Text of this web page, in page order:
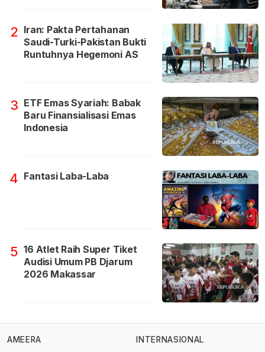
2 Iran: Pakta Pertahanan
Saudi-Turki-Pakistan Bukti
Runtuhnya Hegemoni AS
3 ETF Emas Syariah: Babak
Baru Finansialisasi Emas
Indonesia
4 Fantasi Laba-Laba
5 16 Atlet Raih Super Tiket
Audisi Umum PB Djarum
2026 Makassar
AMEERA
INTERNASIONAL